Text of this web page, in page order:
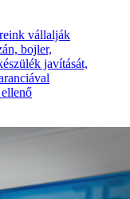
vállalják
bojler,
javítását,